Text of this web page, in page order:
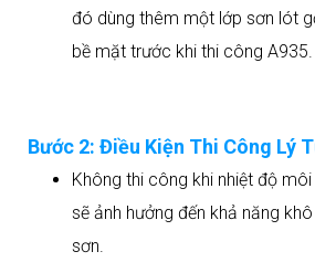
đó dùng thêm một lớp sơn lót
bề mặt trước khi thi công A935.
Bước 2: Điều Kiện Thi Công Lý
Không thi công khi nhiệt độ
sẽ ảnh hưởng đến khả năng
sơn.